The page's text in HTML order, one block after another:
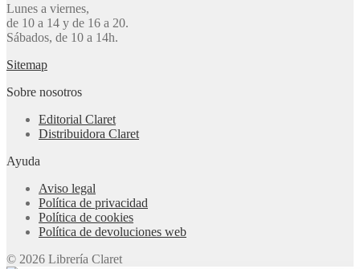
Lunes a viernes,
de 10 a 14 y de 16 a 20.
Sábados, de 10 a 14h.
Sitemap
Sobre nosotros
Editorial Claret
Distribuidora Claret
Ayuda
Aviso legal
Política de privacidad
Política de cookies
Política de devoluciones web
© 2026 Librería Claret